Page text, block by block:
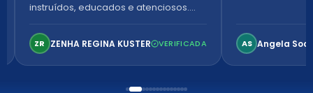
instruídos, educados e atenciosos.
confortável. Perfeito!
ZR ZENHA REGINA KUSTER VERIFICADA AS Angela